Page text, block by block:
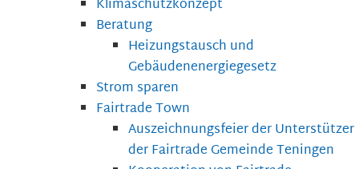
Klimaschutzkonzept
Beratung
Heizungstausch und
Gebäudenenergiegesetz
Strom sparen
Fairtrade Town
Auszeichnungsfeier der Unterstützer
der Fairtrade Gemeinde Teningen